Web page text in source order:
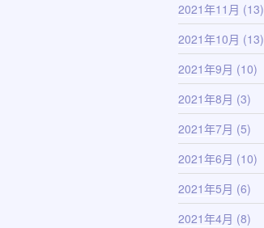
2021年11月 (13)
2021年10月 (13)
2021年9月 (10)
2021年8月 (3)
2021年7月 (5)
2021年6月 (10)
2021年5月 (6)
2021年4月 (8)